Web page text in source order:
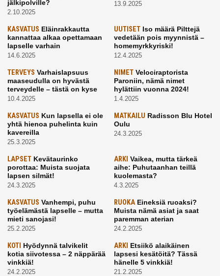
jälkipolville?
2.10.2025
13.9.2025
KASVATUS Eläinrakkautta
kannattaa alkaa opettamaan
lapselle varhain
14.6.2025
UUTISETIso määrä Pilttejä
vedetään pois myynnistä –
homemyrkkyriski!
12.4.2025
TERVEYS Varhaislapsuus
maaseudulla on hyvästä
terveydelle – tästä on kyse
10.4.2025
NIMETVelociraptorista
Paroniin, nämä nimet
hylättiin vuonna 2024!
1.4.2025
KASVATUS Kun lapsella ei ole
yhtä hienoa puhelinta kuin
kavereilla
25.3.2025
MATKAILU Radisson Blu Hotel
Oulu
24.3.2025
LAPSET Kevätaurinko
porottaa: Muista suojata
lapsen silmät!
24.3.2025
ARKI Vaikea, mutta tärkeä
aihe: Puhutaanhan teillä
kuolemasta?
4.3.2025
KASVATUS Vanhempi, puhu
työelämästä lapselle – mutta
mieti sanojasi!
25.2.2025
RUOKAEineksiä ruoaksi?
Muista nämä asiat ja saat
paremman aterian
24.2.2025
KOTI Hyödynnä talvikelit
kotia siivotessa – 2 näppärää
vinkkiä!
24.2.2025
ARKI Etsiikö alaikäinen
lapsesi kesätöitä? Tässä
hänelle 5 vinkkiä!
21.2.2025